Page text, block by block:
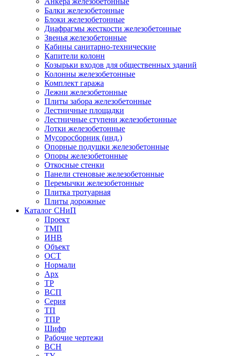
Балки железобетонные
Блоки железобетонные
Диафрагмы жесткости железобетонные
Звенья железобетонные
Кабины санитарно-технические
Капители колонн
Козырьки входов для общественных зданий
Колонны железобетонные
Комплект гаража
Лежни железобетонные
Плиты забора железобетонные
Лестничные площадки
Лестничные ступени железобетонные
Лотки железобетонные
Мусоросборник (инд.)
Опорные подушки железобетонные
Опоры железобетонные
Откосные стенки
Панели стеновые железобетонные
Перемычки железобетонные
Плитка тротуарная
Плиты дорожные
Каталог СНиП
Проект
ТМП
ИНВ
Объект
ОСТ
Нормали
Арх
ТР
ВСП
Серия
ТП
ТПР
Шифр
Рабочие чертежи
ВСН